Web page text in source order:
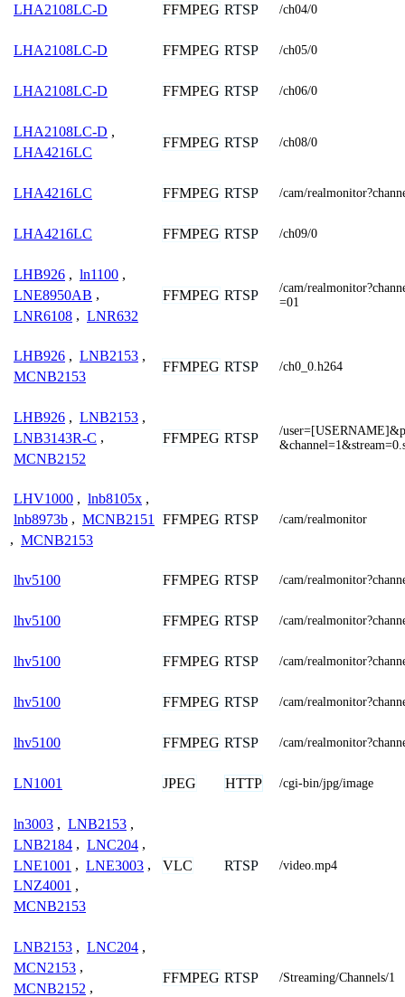
LHA2108LC-D FFMPEG RTSP /ch04/0
LHA2108LC-D FFMPEG RTSP /ch05/0
LHA2108LC-D FFMPEG RTSP /ch06/0
LHA2108LC-D ,
LHA4216LC
FFMPEG RTSP /ch08/0
LHA4216LC FFMPEG RTSP /cam/
LHA4216LC FFMPEG RTSP /ch09/0
LHB926 , ln1100 ,
LNE8950AB ,
LNR6108 , LNR632
FFMPEG RTSP
/cam/
=01
LHB926 , LNB2153 ,
MCNB2153
FFMPEG RTSP /ch0_0.h264
LHB926 , LNB2153 ,
LNB3143R-C ,
MCNB2152
FFMPEG RTSP
/
LHV1000 , lnb8105x ,
lnb8973b , MCNB2151
, MCNB2153
FFMPEG RTSP /cam/realmonitor
lhv5100 FFMPEG RTSP /cam/
lhv5100 FFMPEG RTSP /cam/
lhv5100 FFMPEG RTSP /cam/
lhv5100 FFMPEG RTSP /cam/
lhv5100 FFMPEG RTSP /cam/
LN1001 JPEG HTTP /cgi-bin/jpg/image
ln3003 , LNB2153 ,
LNB2184 , LNC204 ,
LNE1001 , LNE3003 ,
LNZ4001 ,
MCNB2153
VLC RTSP /video.mp4
LNB2153 , LNC204 ,
MCN2153 ,
MCNB2152 ,
FFMPEG RTSP /Streaming/Channels/1